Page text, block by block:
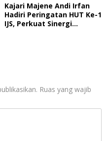
Kajari Majene Andi Irfan
Hadiri Peringatan HUT Ke-1
IJS, Perkuat Sinergi
Ruas yang wajib